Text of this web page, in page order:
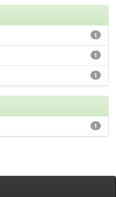
1
1
1
1